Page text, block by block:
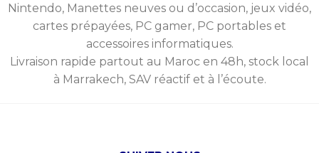
Nintendo, Manettes neuves ou d’occasion, jeux vidéo,
cartes prépayées, PC gamer, PC portables et
accessoires informatiques.
Livraison rapide partout au Maroc en 48h, stock local
à Marrakech, SAV réactif et à l’écoute.